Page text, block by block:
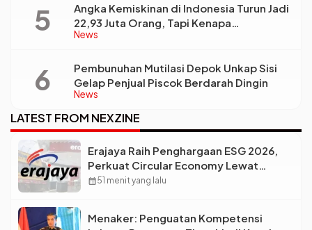
News
Angka Kemiskinan di Indonesia Turun Jadi
22,93 Juta Orang, Tapi Kenapa
Ketimpangan Desa dan Kota Malah Makin
News
Pembunuhan Mutilasi Depok Unkap Sisi
Gelap Penjual Piscok Berdarah Dingin
LATEST FROM NEXZINE
Erajaya Raih Penghargaan ESG 2026,
Perkuat Circular Economy Lewat
Pengelolaan Limbah Berkelanjutan
calendar_month51 menit yang lalu
Menaker: Penguatan Kompetensi